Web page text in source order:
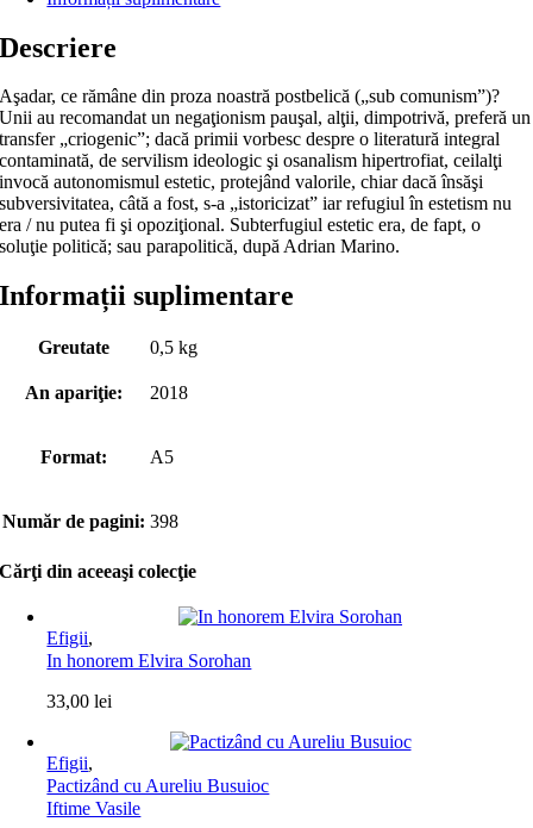
Descriere
Aşadar, ce rămâne din proza noastră postbelică („sub comunism”)?
Unii au recomandat un negaţionism pauşal, alţii, dimpotrivă, preferă un
transfer „criogenic”; dacă primii vorbesc despre o literatură integral
contaminată, de servilism ideologic şi osanalism hipertrofiat, ceilalţi
invocă autonomismul estetic, protejând valorile, chiar dacă însăşi
subversivitatea, câtă a fost, s-a „istoricizat” iar refugiul în estetism nu
era / nu putea fi şi opoziţional. Subterfugiul estetic era, de fapt, o
soluţie politică; sau parapolitică, după Adrian Marino.
Informații suplimentare
Greutate 0,5 kg
An apariţie: 2018
Format: A5
Număr de pagini: 398
Cărţi din aceeaşi colecţie
Efigii,
In honorem Elvira Sorohan
33,00lei
Efigii,
Pactizând cu Aureliu Busuioc
Iftime Vasile